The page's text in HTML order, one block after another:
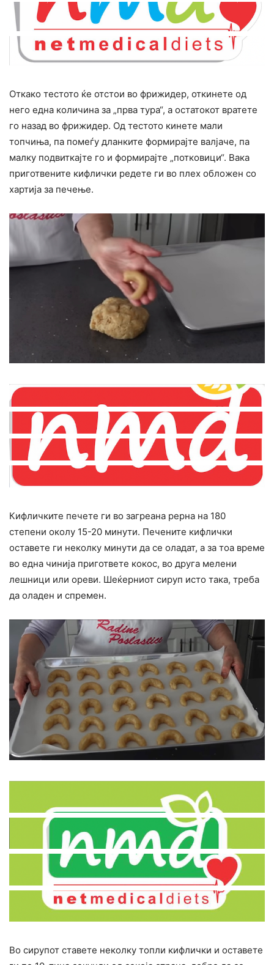
Откако тестото ќе отстои во фрижидер, откинете од
него една количина за „прва тура“, а остатокот вратете
го назад во фрижидер. Од тестото кинете мали
топчиња, па помеѓу дланките формирајте валјаче, па
малку подвиткајте го и формирајте „потковици“. Вака
приготвените кифлички редете ги во плех обложен со
хартија за печење.
Кифличките печете ги во загреана рерна на 180
степени околу 15-20 минути. Печените кифлички
оставете ги неколку минути да се оладат, а за тоа време
во една чинија пригответе кокос, во друга мелени
лешници или ореви. Шеќерниот сируп исто така, треба
да оладен и спремен.
Во сирупот ставете неколку топли кифлички и оставете